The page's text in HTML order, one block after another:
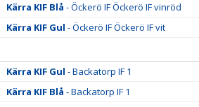
Kärra KIF Blå - Öckerö IF Öckerö IF vinröd
Kärra KIF Gul - Öckerö IF Öckerö IF vit
Kärra KIF Gul - Backatorp IF 1
Kärra KIF Blå - Backatorp IF 1